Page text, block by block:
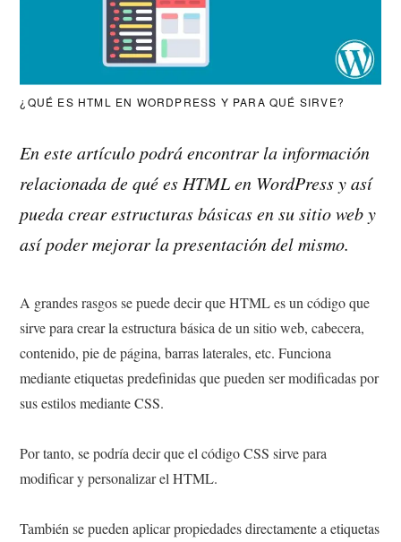
¿QUÉ ES HTML EN WORDPRESS Y PARA QUÉ SIRVE?
En este artículo podrá encontrar la información
relacionada de qué es HTML en WordPress y así
pueda crear estructuras básicas en su sitio web y
así poder mejorar la presentación del mismo.
A grandes rasgos se puede decir que HTML es un código que
sirve para crear la estructura básica de un sitio web, cabecera,
contenido, pie de página, barras laterales, etc. Funciona
mediante etiquetas predefinidas que pueden ser modificadas por
sus estilos mediante CSS.
Por tanto, se podría decir que el código CSS sirve para
modificar y personalizar el HTML.
También se pueden aplicar propiedades directamente a etiquetas